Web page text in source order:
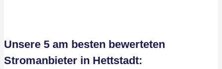
Unsere 5 am besten bewerteten
Stromanbieter in Hettstadt: